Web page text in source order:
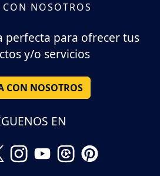
CON NOSOTROS
perfecta para ofrecer tus
y/o servicios
CON NOSOTROS
EN